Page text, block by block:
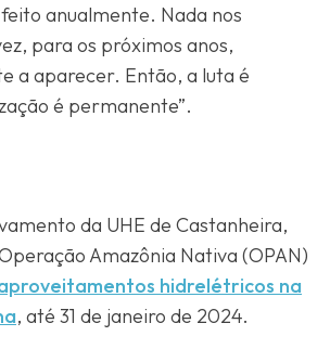
anualmente. Nada nos
para os próximos anos,
a aparecer. Então, a luta é
é permanente”.
da UHE de Castanheira,
Amazônia Nativa (OPAN)
hidrelétricos na
, até 31 de janeiro de 2024.